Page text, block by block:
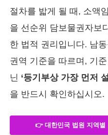
절차를 밟게 될 때, 소액
을 선순위 담보물권자보
한 법적 권리입니다. 남
권역 기준을 따르며, 기
닌 ‘등기부상 가장 먼저
을 반드시 확인하십시오.
👉 대한민국 법원 지역별